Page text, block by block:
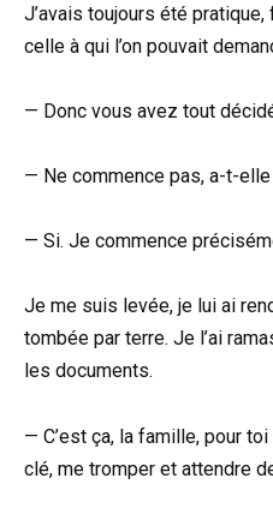
J’avais toujours été
celle à qui l’on pouvait
— Donc vous avez tout
— Ne commence pas, a-t-elle
— Si. Je commence
Je me suis levée, je lui ai
tombée par terre. Je l’ai
les documents.
— C’est ça, la famille, pour
clé, me tromper et attendre